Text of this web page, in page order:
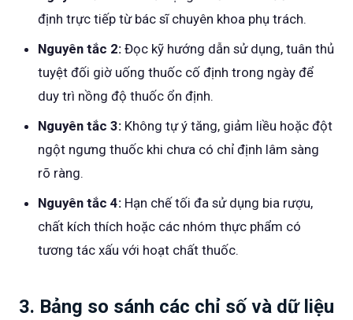
định trực tiếp từ bác sĩ chuyên khoa phụ trách.
Nguyên tắc 2: Đọc kỹ hướng dẫn sử dụng, tuân thủ
tuyệt đối giờ uống thuốc cố định trong ngày để
duy trì nồng độ thuốc ổn định.
Nguyên tắc 3: Không tự ý tăng, giảm liều hoặc đột
ngột ngưng thuốc khi chưa có chỉ định lâm sàng
rõ ràng.
Nguyên tắc 4: Hạn chế tối đa sử dụng bia rượu,
chất kích thích hoặc các nhóm thực phẩm có
tương tác xấu với hoạt chất thuốc.
3. Bảng so sánh các chỉ số và dữ liệu